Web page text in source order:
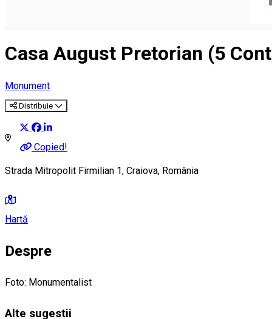
Casa August Pretorian (5
Monument
Distribuie
Copied!
Strada Mitropolit Firmilian 1, Craiova, România
Hartă
Despre
Foto: Monumentalist
Alte sugestii